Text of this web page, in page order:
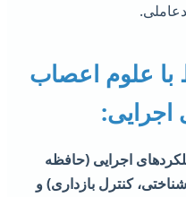
علوم اعصاب
اجرایی (حافظه
کنترل بازداری) و